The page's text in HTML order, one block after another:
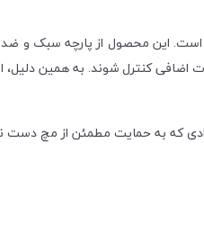
این محصول از پارچه سبک و ضد
کنترل شوند. به همین دلیل،
که به حمایت مطمئن از مچ دست